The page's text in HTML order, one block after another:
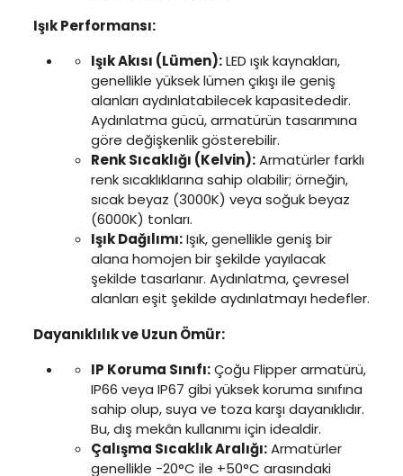
Işık Performansı:
Işık Akısı (Lümen):LED ışık kaynakları,
genellikle yüksek lümen çıkışı ile geniş
alanları aydınlatabilecek kapasitededir.
Aydınlatma gücü, armatürün tasarımına
göre değişkenlik gösterebilir.
Renk Sıcaklığı (Kelvin):Armatürler farklı
renk sıcaklıklarına sahip olabilir; örneğin,
sıcak beyaz (3000K) veya soğuk beyaz
(6000K) tonları.
Işık Dağılımı:Işık, genellikle geniş bir
alana homojen bir şekilde yayılacak
şekilde tasarlanır. Aydınlatma, çevresel
alanları eşit şekilde aydınlatmayı hedefler.
Dayanıklılık ve Uzun Ömür:
IP Koruma Sınıfı:Çoğu Flipper armatürü,
IP66 veya IP67 gibi yüksek koruma sınıfına
sahip olup, suya ve toza karşı dayanıklıdır.
Bu, dış mekân kullanımı için idealdir.
Çalışma Sıcaklık Aralığı:Armatürler
genellikle -20°C ile +50°C arasındaki